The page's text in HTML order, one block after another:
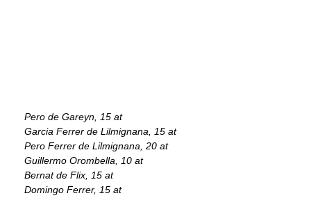
Pero de Gareyn, 15 at
Garcia Ferrer de Lilmignana, 15 at
Pero Ferrer de Lilmignana, 20 at
Guillermo Orombella, 10 at
Bernat de Flix, 15 at
Domingo Ferrer, 15 at